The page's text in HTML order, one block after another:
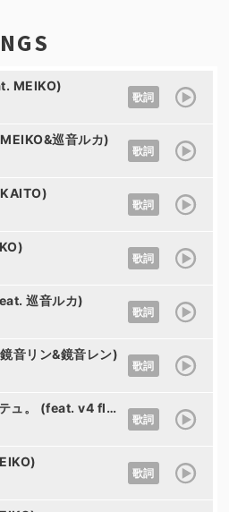
MEIKO)
歌詞
巡音ルカ)
歌詞
歌詞
歌詞
巡音ルカ)
歌詞
音リン&鏡音レン)
歌詞
スデュメルリ、テュ。 (feat. v4 flower)
歌詞
歌詞